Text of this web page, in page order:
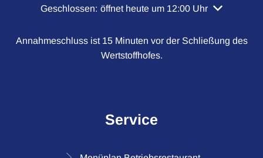
Klicken, um weitere Öffnungs- oder Schließzeiten
Geschlossen: öffnet heute um 12:00 Uhr
Annahmeschluss ist 15 Minuten vor der Schließung des
Wertstoffhofes.
Service